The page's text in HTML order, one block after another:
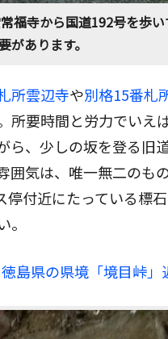
福寺から国道192号を歩
があります。
所雲辺寺や別格15番札
所要時間と労力でいえ
ら、少しの坂を登る旧
気は、唯一無二のもの
付近にたっている標
島県の県境「境目峠」